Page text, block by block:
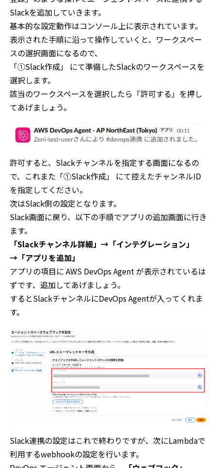
Slackを追加していきます。
基本的な設定動作はコンソール上に表示されています。
表示された手順に沿って操作していくと、ワークスペー
スの選択画面になるので、
「①Slack作成」 にて準備したSlackのワークスペースを
選択します。
該当のワークスペースを選択したら「許可する」を押し
てあげましょう。
許可すると、Slackチャンネルを指定する画面になるの
で、これまた「①Slack作成」 にて控えたチャンネルID
を指定してください。
次はSlack側の設定となります。
Slack画面に戻り、以下の手順でアプリの追加画面に行き
ます。
「Slackチャンネル詳細」→「インテグレーション」
→「アプリを追加」
アプリの項目に AWS DevOps Agent が表示されているは
ずです、追加してあげましょう。
するとSlackチャンネルにDevOps Agentが入ってくれま
す。
Slack連携の設定はこれで終わりですが、次にLambdaで
利用するwebhookの設定を行います。